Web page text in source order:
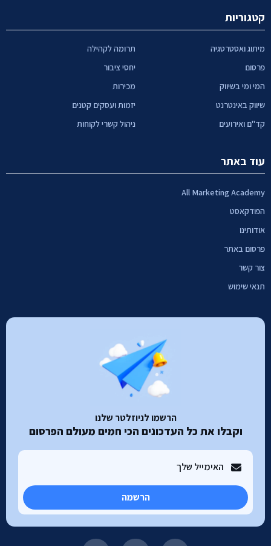
קטגוריות
מיתוג ואסטרטגיה
פרסום
המי ומי בשיווק
שיווק באינטרנט
קד"ם ואירועים
תרומה לקהילה
יחסי ציבור
מכירות
יזמות ועסקים קטנים
ניהול קשרי לקוחות
עוד באתר
All Marketing Academy
הפודקאסט
אודותינו
פרסום באתר
צור קשר
תנאי שימוש
הרשמו לניוזלטר שלנו
וקבלו את כל העדכונים הכי חמים מעולם הפרסום
הרשמה